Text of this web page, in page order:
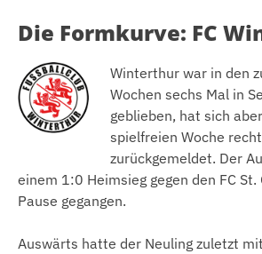
Die Formkurve: FC
Winterthur war in den
Wochen sechs Mal in
geblieben, hat sich
spielfreien Woche
zurückgemeldet. Der
einem 1:0 Heimsieg gegen den FC St.
Pause gegangen.
Auswärts hatte der Neuling zuletzt